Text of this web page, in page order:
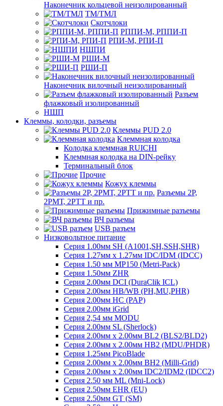
Наконечник кольцевой неизолированный
ТМ/ТМЛ
Скотчлоки
РППИ-М, РППИ-П
РПИ-М, РПИ-П
НШПИ
РШИ-М
РШИ-П
Наконечник вилочный неизолированный
Разъем
флажковый изолированный
НШП
Клеммы, колодки, разъемы
Клеммы PUD 2.0
Клеммная колодка
Колодка клеммная RUICHI
Клеммная колодка на DIN-рейку
Терминальный блок
Прочие
Кожух клеммы
Разъемы 2Р,
2РМТ, 2РТТ и пр.
Прижимные разъемы
ВЧ разъемы
USB разъем
Низковольтное питание
Серия 1.00мм SH (A1001,SH,SSH,SHR)
Серия 1.27мм x 1.27мм IDC/IDM (IDCC)
Серия 1.50 мм MP150 (Metri-Pack)
Серия 1.50мм ZHR
Серия 2.00мм DCI (DuraClik ICL)
Серия 2.00мм HB/WB (PH,MU,PHR)
Серия 2.00мм HC (PAP)
Серия 2.00мм iGrid
Серия 2,54 мм MODU
Серия 2.00мм SL (Sherlock)
Серия 2.00мм x 2.00мм BL2 (BLS2/BLD2)
Серия 2.00мм x 2.00мм HB2 (MDU/PHDR)
Серия 1.25мм PicoBlade
Серия 2.00мм х 2.00мм BH2 (Milli-Grid)
Серия 2.00мм х 2.00мм IDC2/IDM2 (IDCC2)
Серия 2.50 мм ML (Mni-Lock)
Серия 2.50мм EHR (EU)
Серия 2.50мм GT (SM)